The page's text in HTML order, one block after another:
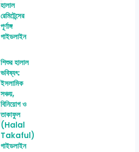
হালাল
রেমিটেন্সের
পূর্ণাঙ্গ
গাইডলাইন
শিশুর হালাল
ভবিষ্যৎ:
ইসলামিক
সঞ্চয়,
বিনিয়োগ ও
তাকাফুল
(Halal
Takaful)
গাইডলাইন